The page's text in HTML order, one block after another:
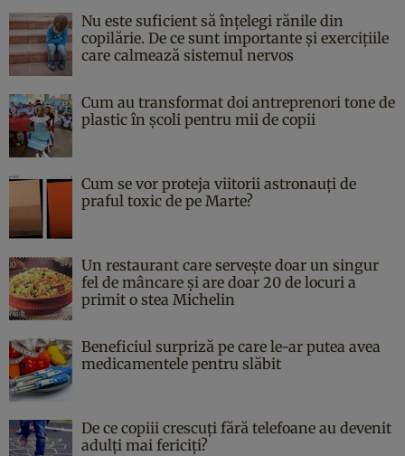
Nu este suficient să înțelegi rănile din
copilărie. De ce sunt importante și exercițiile
care calmează sistemul nervos
Cum au transformat doi antreprenori tone de
plastic în școli pentru mii de copii
Cum se vor proteja viitorii astronauți de
praful toxic de pe Marte?
Un restaurant care servește doar un singur
fel de mâncare și are doar 20 de locuri a
primit o stea Michelin
Beneficiul surpriză pe care le-ar putea avea
medicamentele pentru slăbit
De ce copiii crescuți fără telefoane au devenit
adulți mai fericiți?